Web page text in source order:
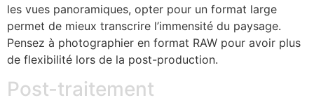
les vues panoramiques, opter pour un format large
permet de mieux transcrire l’immensité du paysage.
Pensez à photographier en format RAW pour avoir plus
de flexibilité lors de la post-production.
Post-traitement